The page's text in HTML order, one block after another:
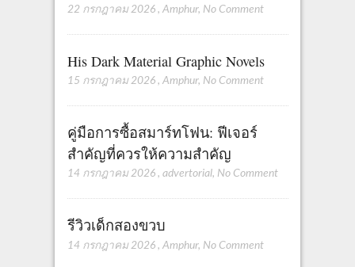
22 กรกฎาคม 2026 , Amphur, No Comment
His Dark Material Graphic Novels
15 กรกฎาคม 2026 , Amphur, No Comment
คู่มือการซื้อสมาร์ทโฟน: ฟีเจอร์
สำคัญที่ควรให้ความสำคัญ
14 กรกฎาคม 2026 , advertorial, No Comment
รีวิวเด็กสองขวบ
14 กรกฎาคม 2026 , Amphur, No Comment